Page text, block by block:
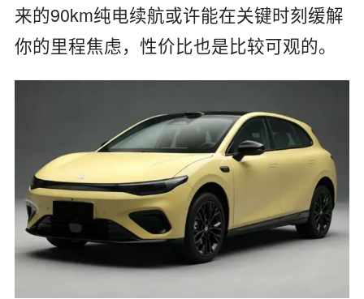
来的90km纯电续航或许能在关键时刻缓解
你的里程焦虑，性价比也是比较可观的。